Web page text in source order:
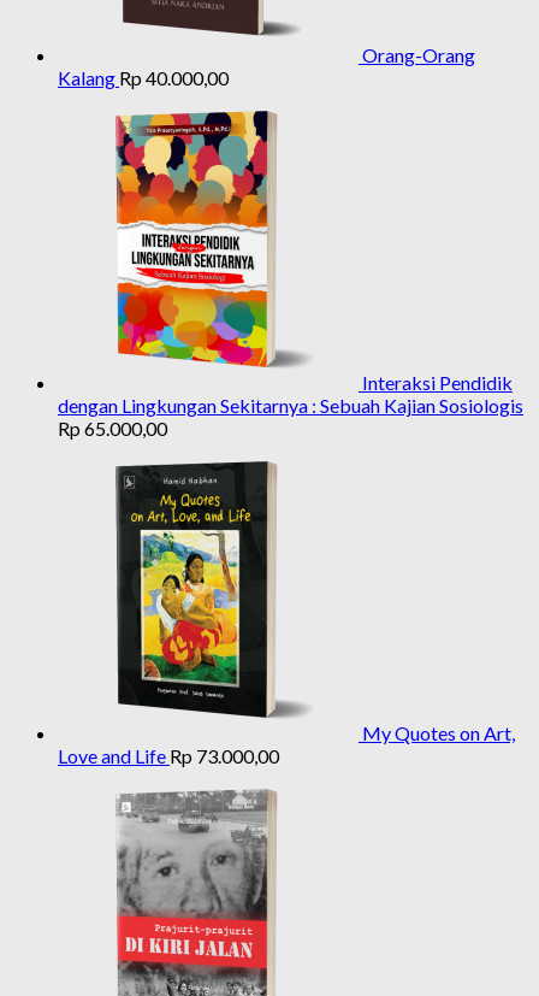
Orang-Orang
Kalang Rp 40.000,00
Interaksi Pendidik
dengan Lingkungan Sekitarnya : Sebuah Kajian Sosiologis
Rp 65.000,00
My Quotes on Art,
Love and Life Rp 73.000,00